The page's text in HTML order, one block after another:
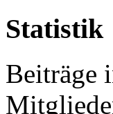
Statistik
Beiträge